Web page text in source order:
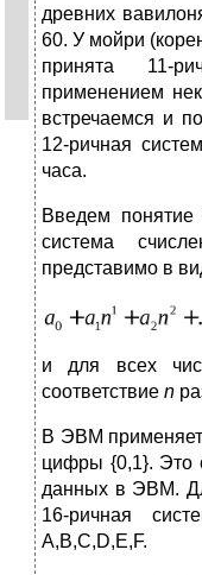
древних
60. У мойри
принята 11-
применением
встречаемся и
12-ричная
часа.
Введем
система
представимо в
и для всех
соответствие n
В ЭВМ
цифры {0,1}. Это
данных в ЭВМ.
16-ричная
A,B,C,D,E,F.